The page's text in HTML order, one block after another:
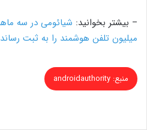
– بیشتر بخوانید:
میلیون تلفن هوشمند را به ثبت رساند
منبع: androidauthority